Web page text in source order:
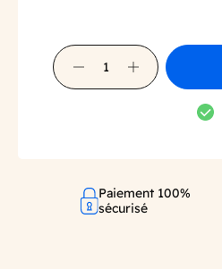
Paiement 100%
sécurisé